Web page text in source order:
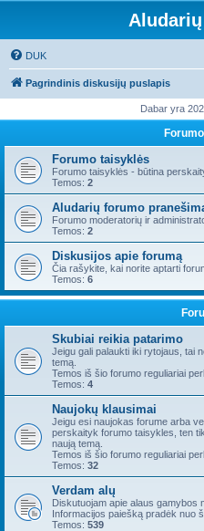
DUK
Pagrindinis diskusijų puslapis
Dabar yra
Forumo taisyklės
Forumo taisyklės - būtina
Temos: 2
Aludarių forumo
Forumo moderatorių ir
Temos: 2
Diskusijos apie forumą
Čia rašykite, kai norite aptarti
Temos: 6
Skubiai reikia patarimo
Jeigu gali palaukti iki rytojaus, tai
temą.
Temos iš šio forumo reguliariai
Temos: 4
Naujokų klausimai
Jeigu esi naujokas forume arba
perskaityk forumo taisykles, ten
naują temą.
Temos iš šio forumo reguliariai
Temos: 32
Verdam alų
Diskutuojam apie alaus gamybos
Informacijos paiešką pradėk nuo
Temos: 539